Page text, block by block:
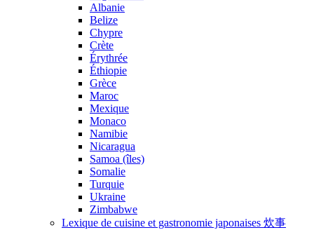
Albanie
Belize
Chypre
Crète
Érythrée
Éthiopie
Grèce
Maroc
Mexique
Monaco
Namibie
Nicaragua
Samoa (îles)
Somalie
Turquie
Ukraine
Zimbabwe
Lexique de cuisine et gastronomie japonaises 炊事